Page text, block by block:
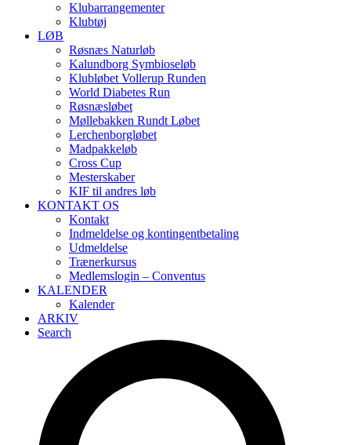
Klubarrangementer
Klubtøj
LØB
Røsnæs Naturløb
Kalundborg Symbioseløb
Klubløbet Vollerup Runden
World Diabetes Run
Røsnæsløbet
Møllebakken Rundt Løbet
Lerchenborgløbet
Madpakkeløb
Cross Cup
Mesterskaber
KIF til andres løb
KONTAKT OS
Kontakt
Indmeldelse og kontingentbetaling
Udmeldelse
Trænerkursus
Medlemslogin – Conventus
KALENDER
Kalender
ARKIV
Search